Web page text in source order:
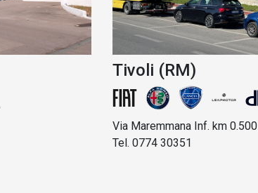
Tivoli (RM)
Via Maremmana Inf. km 0.500
Tel. 0774 30351